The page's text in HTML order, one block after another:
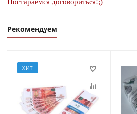
Постараемся договориться!;)
Рекомендуем
ХИТ